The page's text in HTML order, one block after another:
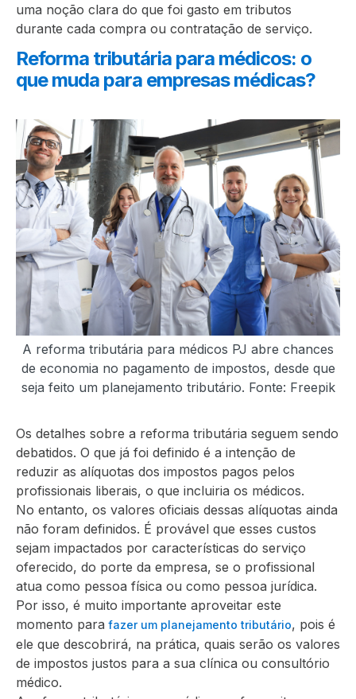
uma noção clara do que foi gasto em tributos
durante cada compra ou contratação de serviço.
Reforma tributária para médicos: o
que muda para empresas médicas?
A reforma tributária para médicos PJ abre chances
de economia no pagamento de impostos, desde que
seja feito um planejamento tributário. Fonte: Freepik
Os detalhes sobre a reforma tributária seguem sendo
debatidos. O que já foi definido é a intenção de
reduzir as alíquotas dos impostos pagos pelos
profissionais liberais, o que incluiria os médicos.
No entanto, os valores oficiais dessas alíquotas ainda
não foram definidos. É provável que esses custos
sejam impactados por características do serviço
oferecido, do porte da empresa, se o profissional
atua como pessoa física ou como pessoa jurídica.
Por isso, é muito importante aproveitar este
momento para fazer um planejamento tributário, pois é
ele que descobrirá, na prática, quais serão os valores
de impostos justos para a sua clínica ou consultório
médico.